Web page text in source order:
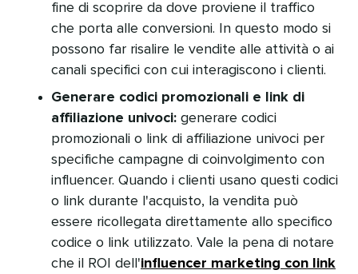
fine di scoprire da dove proviene il traffico
che porta alle conversioni. In questo modo si
possono far risalire le vendite alle attività o ai
canali specifici con cui interagiscono i clienti.​​
Generare codici promozionali e link di
affiliazione univoci: generare codici
promozionali o link di affiliazione univoci per
specifiche campagne di coinvolgimento con
influencer. Quando i clienti usano questi codici
o link durante l'acquisto, la vendita può
essere ricollegata direttamente allo specifico
codice o link utilizzato. Vale la pena di notare
che il ROI dell'influencer marketing con link